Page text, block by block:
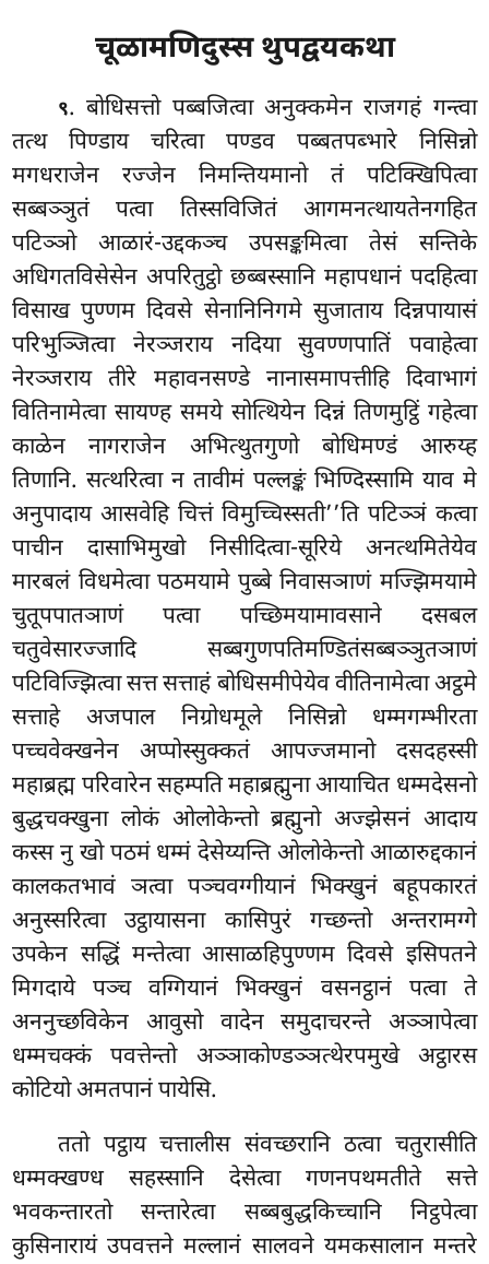
चूळामणिदुस्स थुपद्वयकथा
९. बोधिसत्तो पब्बजित्वा अनुक्कमेन राजगहं गन्त्वा
तत्थ पिण्डाय चरित्वा पण्डव पब्बतपब्भारे निसिन्नो
मगधराजेन रज्जेन निमन्तियमानो तं पटिक्खिपित्वा
सब्बञ्ञुतं पत्वा तिस्सविजितं आगमनत्थायतेनगहित
पटिञ्ञो आळारं-उद्दकञ्च उपसङ्कमित्वा तेसं सन्तिके
अधिगतविसेसेन अपरितुट्ठो छब्बस्सानि महापधानं पदहित्वा
विसाख पुण्णम दिवसे सेनानिनिगमे सुजाताय दिन्नपायासं
परिभुञ्जित्वा नेरञ्जराय नदिया सुवण्णपातिं पवाहेत्वा
नेरञ्जराय तीरे महावनसण्डे नानासमापत्तीहि दिवाभागं
वितिनामेत्वा सायण्ह समये सोत्थियेन दिन्नं तिणमुट्ठिं गहेत्वा
काळेन नागराजेन अभित्थुतगुणो बोधिमण्डं आरुय्ह
तिणानि. सत्थरित्वा न तावीमं पल्लङ्कं भिण्दिस्सामि याव मे
अनुपादाय आसवेहि चित्तं विमुच्चिस्सती’’ति पटिञ्ञं कत्वा
पाचीन दासाभिमुखो निसीदित्वा-सूरिये अनत्थमितेयेव
मारबलं विधमेत्वा पठमयामे पुब्बे निवासञाणं मज्झिमयामे
चुतूपपातञाणं पत्वा पच्छिमयामावसाने दसबल
चतुवेसारज्जादि सब्बगुणपतिमण्डितंसब्बञ्ञुतञाणं
पटिविज्झित्वा सत्त सत्ताहं बोधिसमीपेयेव वीतिनामेत्वा अट्ठमे
सत्ताहे अजपाल निग्रोधमूले निसिन्नो धम्मगम्भीरता
पच्चवेक्खनेन अप्पोस्सुक्कतं आपज्जमानो दसदहस्सी
महाब्रह्म परिवारेन सहम्पति महाब्रह्मुना आयाचित धम्मदेसनो
बुद्धचक्खुना लोकं ओलोकेन्तो ब्रह्मुनो अज्झेसनं आदाय
कस्स नु खो पठमं धम्मं देसेय्यन्ति ओलोकेन्तो आळारुद्दकानं
कालकतभावं ञत्वा पञ्चवग्गीयानं भिक्खुनं बहूपकारतं
अनुस्सरित्वा उट्ठायासना कासिपुरं गच्छन्तो अन्तरामग्गे
उपकेन सद्धिं मन्तेत्वा आसाळहिपुण्णम दिवसे इसिपतने
मिगदाये पञ्च वग्गियानं भिक्खुनं वसनट्ठानं पत्वा ते
अननुच्छविकेन आवुसो वादेन समुदाचरन्ते अञ्ञापेत्वा
धम्मचक्कं पवत्तेन्तो अञ्ञाकोण्डञ्ञत्थेरपमुखे अट्ठारस
कोटियो अमतपानं पायेसि.
ततो पट्ठाय चत्तालीस संवच्छरानि ठत्वा चतुरासीति
धम्मक्खण्ध सहस्सानि देसेत्वा गणनपथमतीते सत्ते
भवकन्तारतो सन्तारेत्वा सब्बबुद्धकिच्चानि निट्ठपेत्वा
कुसिनारायं उपवत्तने मल्लानं सालवने यमकसालान मन्तरे